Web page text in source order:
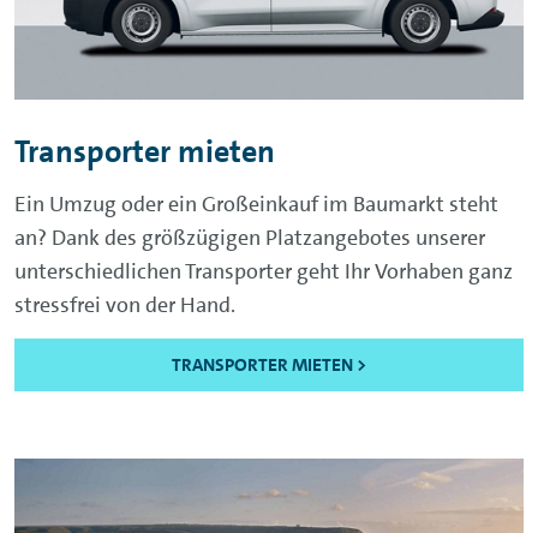
Transporter mieten
Ein Umzug oder ein Großeinkauf im Baumarkt steht
an? Dank des größzügigen Platzangebotes unserer
unterschiedlichen Transporter geht Ihr Vorhaben ganz
stressfrei von der Hand.
TRANSPORTER MIETEN >